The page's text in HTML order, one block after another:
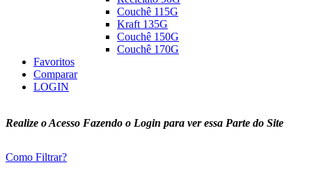
Couchê 115G
Kraft 135G
Couchê 150G
Couchê 170G
Favoritos
Comparar
LOGIN
Realize o Acesso Fazendo o Login para ver essa Parte do Site
Como Filtrar?